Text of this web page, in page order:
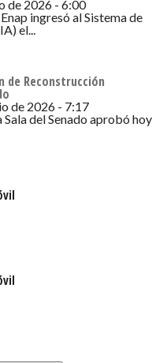
aporte que se
que los vecinos
no existirá tierra en
otro lado le permite
Damián
de 2026 - 6:00
ingresó al Sistema de
el...
de Reconstrucción
de 2026 - 7:17
del Senado aprobó hoy